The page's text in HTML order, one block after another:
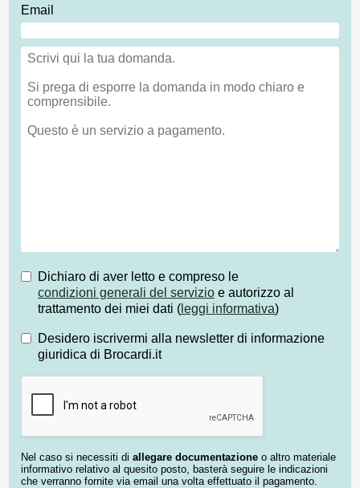
Email
Dichiaro di aver letto e compreso le
condizioni generali del servizio e autorizzo al
trattamento dei miei dati ( leggi informativa)
Desidero iscrivermi alla newsletter di informazione
giuridica di Brocardi.it
Nel caso si necessiti di allegare documentazione o altro materiale
informativo relativo al quesito posto, basterà seguire le indicazioni
che verranno fornite via email una volta effettuato il pagamento.